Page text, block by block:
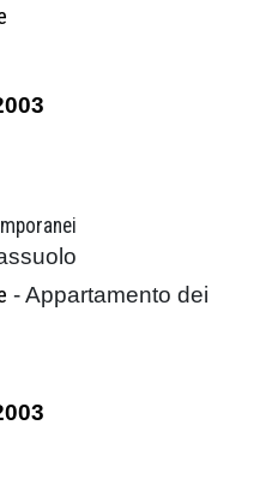
- Appartamento dei